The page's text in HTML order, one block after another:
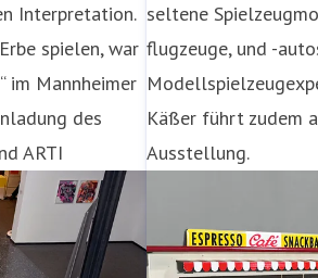
Interpretation.
spielen, war
im Mannheimer
des
ARTI
seltene
flugzeuge, und -
Käßer führt zudem
Ausstellung.